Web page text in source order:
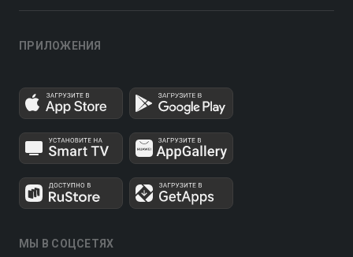
ПРИЛОЖЕНИЯ
МЫ В СОЦСЕТЯХ